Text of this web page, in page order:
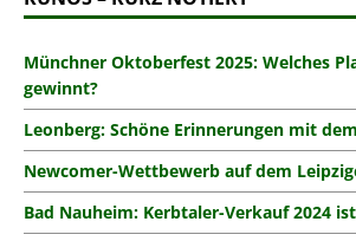
Münchner Oktoberfest 2025: Welches
gewinnt?
Leonberg: Schöne Erinnerungen mit
Newcomer-Wettbewerb auf dem
Bad Nauheim: Kerbtaler-Verkauf 2024